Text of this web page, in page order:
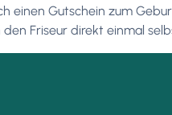
einen Gutschein zum
Friseur direkt einmal